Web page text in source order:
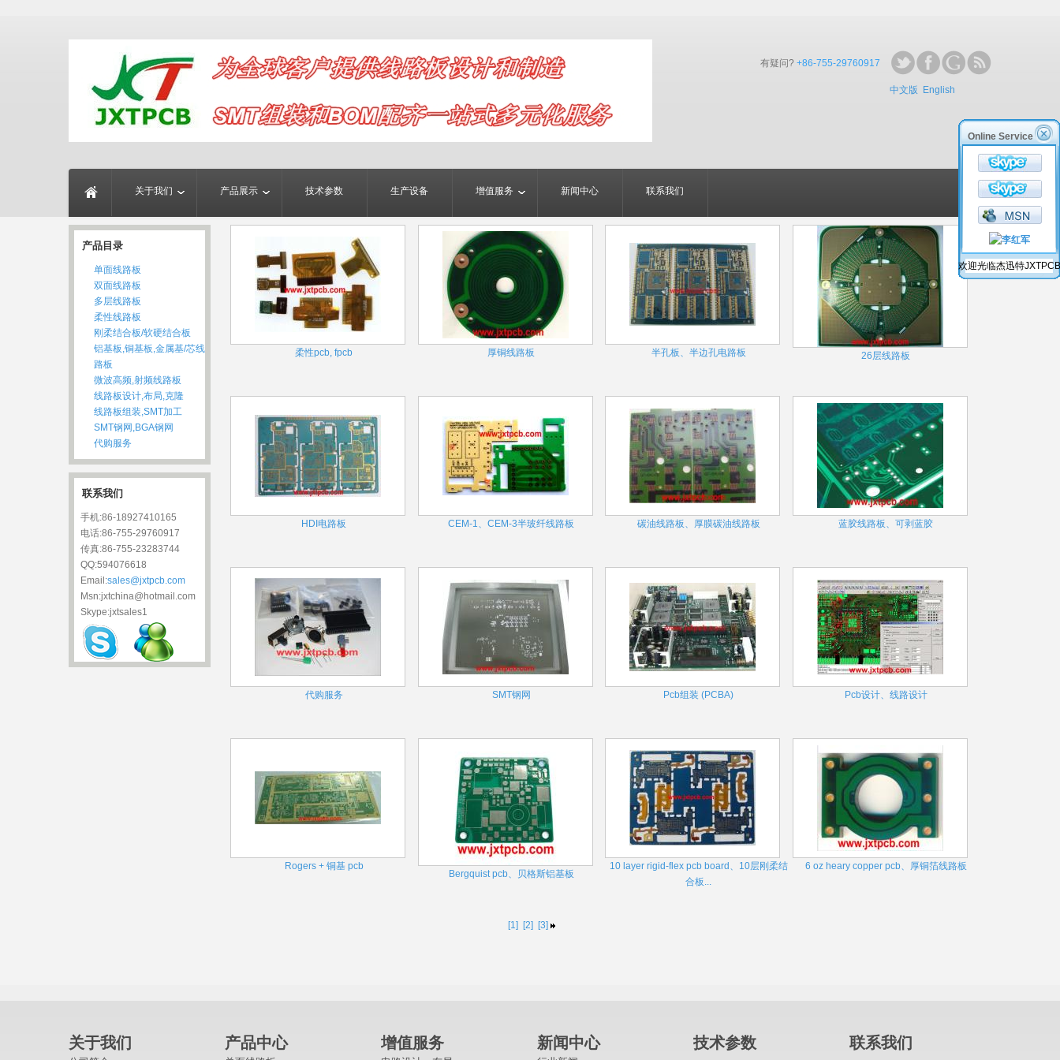
中文版 English
有疑问? +86-755-29760917
关于我们 产品展示 技术参数 生产设备 增值服务 新闻中心 联系我们
产品目录
单面线路板
双面线路板
多层线路板
柔性线路板
刚柔结合板/软硬结合板
铝基板,铜基板,金属基/芯线
路板
微波高频,射频线路板
线路板设计,布局,克隆
线路板组装,SMT加工
SMT钢网,BGA钢网
代购服务
联系我们
手机:86-18927410165
电话:86-755-29760917
传真:86-755-23283744
QQ:594076618
Email:sales@jxtpcb.com
Msn:jxtchina@hotmail.com
Skype:jxtsales1
柔性pcb, fpcb 厚铜线路板 半孔板、半边孔电路板 26层线路板
HDI电路板 CEM-1、CEM-3半玻纤线路板 碳油线路板、厚膜碳油线路板 蓝胶线路板、可剥蓝胶
代购服务 SMT钢网 Pcb组装 (PCBA) Pcb设计、线路设计
Rogers + 铜基 pcb
Bergquist pcb、贝格斯铝基板
10 layer rigid-flex pcb board、10层刚柔结
合板...
6 oz heary copper pcb、厚铜箔线路板
[1] [2] [3]
关于我们 产品中心 增值服务 新闻中心 技术参数 联系我们
Online Service
欢迎光临杰迅特JXTPCB